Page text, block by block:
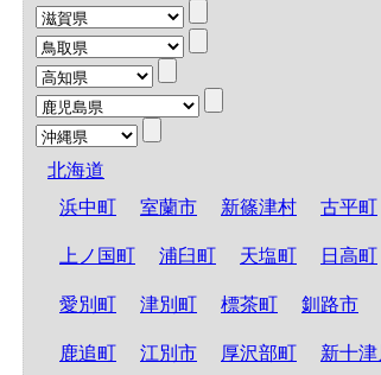
北海道
浜中町
室蘭市 新篠津村 古平町
上ノ国町 浦臼町 天塩町 日高町
愛別町 津別町 標茶町 釧路市
鹿追町 江別市 厚沢部町 新十